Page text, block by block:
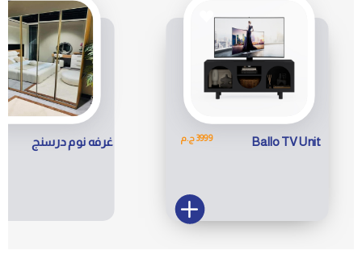
غرفه نوم درسنج 69000 ج.م Lounge L-Shap